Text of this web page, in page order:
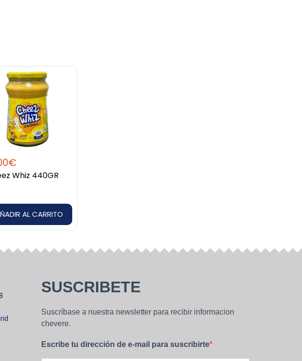
€
Whiz 440GR
AL CARRITO
SUSCRIBETE
Suscríbase a nuestra newsletter para recibir informacion
chevere.
Escribe tu dirección de e-mail para suscribirte